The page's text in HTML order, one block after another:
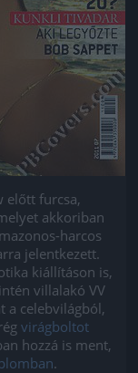
előtt furcsa,
akkoriban
harcos
jelentkezett.
kiállításon is,
villalakó VV
a celebvilágból,
virágboltot
hozzá is ment,
.